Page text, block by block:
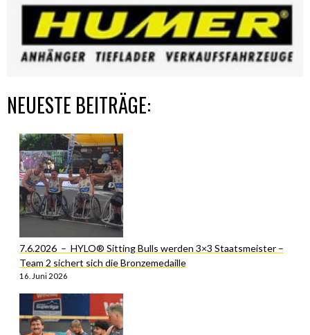
NEUESTE BEITRÄGE:
7.6.2026 – HYLO® Sitting Bulls werden 3×3 Staatsmeister –
Team 2 sichert sich die Bronzemedaille
16. Juni 2026